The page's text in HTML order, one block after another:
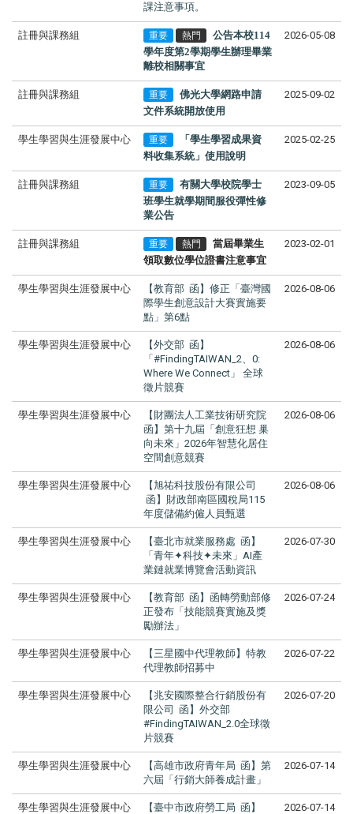
課注意事項。
註冊與課務組 重要 熱門
公告本校114
學年度第2學期學生辦理畢業
離校相關事宜
2026-05-08
註冊與課務組 重要
佛光大學網路申請
文件系統開放使用
2025-09-02
學生學習與生涯發展中心 重要
「學生學習成果資
料收集系統」使用說明
2025-02-25
註冊與課務組 重要
有關大學校院學士
班學生就學期間服役彈性修
業公告
2023-09-05
註冊與課務組 重要 熱門
當屆畢業生
領取數位學位證書注意事宜
2023-02-01
學生學習與生涯發展中心
【教育部 函】修正「臺灣國
際學生創意設計大賽實施要
點」第6點
2026-08-06
學生學習與生涯發展中心
【外交部 函】
「#FindingTAIWAN_2、0:
Where We Connect」 全球
徵片競賽
2026-08-06
學生學習與生涯發展中心
【財團法人工業技術研究院
函】第十九屆「創意狂想 巢
向未來」2026年智慧化居住
空間創意競賽
2026-08-06
學生學習與生涯發展中心
【旭祐科技股份有限公司
函】財政部南區國稅局115
年度儲備約僱人員甄選
2026-08-06
學生學習與生涯發展中心
【臺北市就業服務處 函】
「青年✦科技✦未來」AI產
業鏈就業博覽會活動資訊
2026-07-30
學生學習與生涯發展中心
【教育部 函】函轉勞動部修
正發布「技能競賽實施及獎
勵辦法」
2026-07-24
學生學習與生涯發展中心
【三星國中代理教師】特教
代理教師招募中
2026-07-22
學生學習與生涯發展中心
【兆安國際整合行銷股份有
限公司 函】外交部
#FindingTAIWAN_2.0全球徵
片競賽
2026-07-20
學生學習與生涯發展中心
【高雄市政府青年局 函】第
六屆「行銷大師養成計畫」
2026-07-14
學生學習與生涯發展中心
【臺中市政府勞工局 函】
2026-07-14